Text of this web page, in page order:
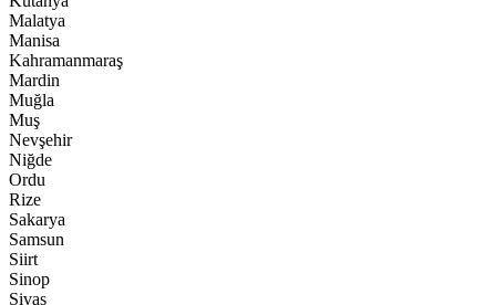
Malatya
Manisa
Kahramanmaraş
Mardin
Muğla
Muş
Nevşehir
Niğde
Ordu
Rize
Sakarya
Samsun
Siirt
Sinop
Sivas